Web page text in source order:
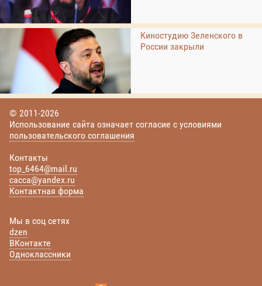
Киностудию Зеленского в
России закрыли
© 2011-2026
Использование сайта означает согласие с условиями
пользовательского соглашения
Контакты
top_6464@mail.ru
cacca@yandex.ru
Контактная форма
Мы в соц сетях
dzen
ВКонтакте
Одноклассники